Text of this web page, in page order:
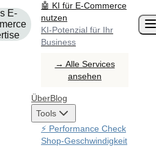
E-
🤖 KI für E-Commerce
nutzen
KI-Potenzial für Ihr
Business
→ Alle Services
ansehen
ÜberBlog
Tools
⚡ Performance Check
Shop-Geschwindigkeit